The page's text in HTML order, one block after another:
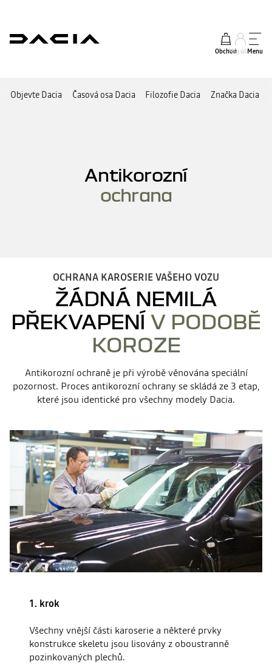
ObchodMůj účetMenu
Objevte Dacia Časová osa Dacia Filozofie Dacia Značka Dacia
Antikorozní
ochrana
OCHRANA KAROSERIE VAŠEHO VOZU
ŽÁDNÁ NEMILÁ
PŘEKVAPENÍ V PODOBĚ
KOROZE
Antikorozní ochraně je při výrobě věnována speciální
pozornost. Proces antikorozní ochrany se skládá ze 3 etap,
které jsou identické pro všechny modely Dacia.
1. krok
Všechny vnější části karoserie a některé prvky
konstrukce skeletu jsou lisovány z oboustranně
pozinkovaných plechů.